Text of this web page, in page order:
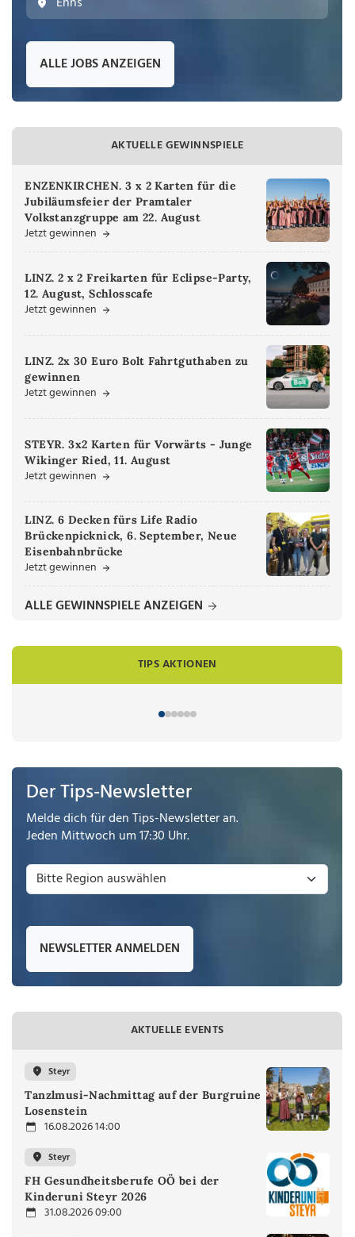
ALLE JOBS ANZEIGEN
AKTUELLE GEWINNSPIELE
ENZENKIRCHEN. 3 x 2 Karten für die
Jubiläumsfeier der Pramtaler
Volkstanzgruppe am 22. August
Jetzt gewinnen
LINZ. 2 x 2 Freikarten für Eclipse-Party,
12. August, Schlosscafe
Jetzt gewinnen
LINZ. 2x 30 Euro Bolt Fahrtguthaben zu
gewinnen
Jetzt gewinnen
STEYR. 3x2 Karten für Vorwärts - Junge
Wikinger Ried, 11. August
Jetzt gewinnen
LINZ. 6 Decken fürs Life Radio
Brückenpicknick, 6. September, Neue
Eisenbahnbrücke
Jetzt gewinnen
ALLE GEWINNSPIELE ANZEIGEN
TIPS AKTIONEN
Der Tips-Newsletter
Melde dich für den Tips-Newsletter an.
Jeden Mittwoch um 17:30 Uhr.
NEWSLETTER ANMELDEN
AKTUELLE EVENTS
Steyr
Tanzlmusi-Nachmittag auf der Burgruine
Losenstein
16.08.2026 14:00
Steyr
FH Gesundheitsberufe OÖ bei der
Kinderuni Steyr 2026
31.08.2026 09:00